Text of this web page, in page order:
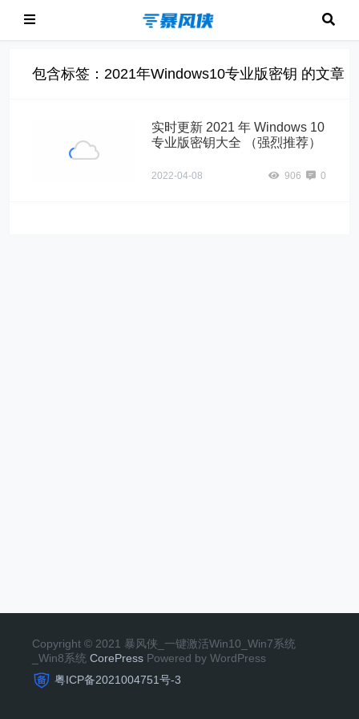
包含标签：2021年Windows10专业版密钥 的文章
实时更新 2021 年 Windows 10
专业版密钥大全 （强烈推荐）
2022-04-08 906 0
Copyright © 2021 暴风侠_一键激活Win10_Win7系统
_Win8系统 CorePress Powered by WordPress
粤ICP备2021004751号-3